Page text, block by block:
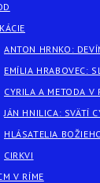
ANTON HRNKO:
EMÍLIA HRABOVEC:
CYRILA A METODA V
JÁN HNILICA: SVÄTÍ
HLÁSATELIA
CIRKVI
V RÍME